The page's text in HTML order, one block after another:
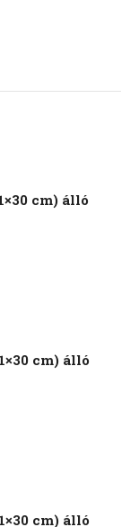
cm) álló
cm) álló
cm) álló